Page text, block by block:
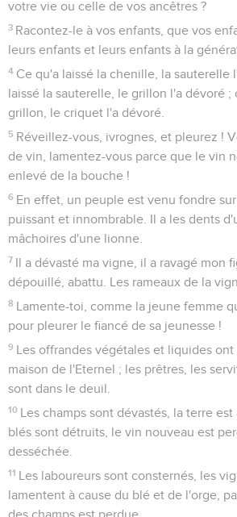
votre vie ou celle de vos ancêtres ?
3 Racontez-le à vos enfants, que vos
leurs enfants et leurs enfants à la
4 Ce qu'a laissé la chenille, la sauterelle
laissé la sauterelle, le grillon l'a dévoré ;
grillon, le criquet l'a dévoré.
5 Réveillez-vous, ivrognes, et pleurez !
de vin, lamentez-vous parce que le vin
enlevé de la bouche !
6 En effet, un peuple est venu fondre
puissant et innombrable. Il a les dents
mâchoires d'une lionne.
7 Il a dévasté ma vigne, il a ravagé mon
dépouillé, abattu. Les rameaux de la
8 Lamente-toi, comme la jeune femme
pour pleurer le fiancé de sa jeunesse !
9 Les offrandes végétales et liquides ont
maison de l'Eternel ; les prêtres, les
sont dans le deuil.
10 Les champs sont dévastés, la terre
blés sont détruits, le vin nouveau est
desséchée.
11 Les laboureurs sont consternés, les
lamentent à cause du blé et de l'orge,
des champs est perdue.